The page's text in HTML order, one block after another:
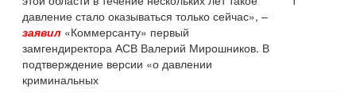
давление стало оказываться только сейчас», –
заявил «Коммерсанту» первый
замгендиректора АСВ Валерий Мирошников. В
подтверждение версии «о давлении
криминальных